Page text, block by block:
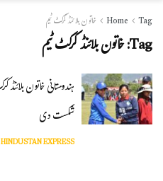
Home Tag خاتون بلائنڈ کرکٹ ٹیم
Tag:خاتون بلائنڈ کرکٹ ٹیم
شکست دی
HINDUSTAN EXPRESS